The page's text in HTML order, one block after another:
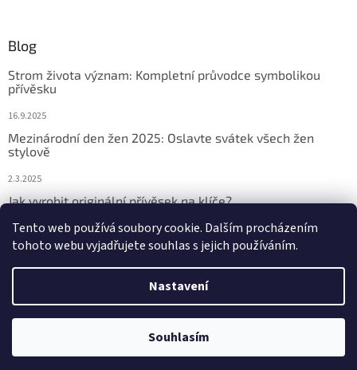
Tento web používá soubory cookie. Dalším procházením
tohoto webu vyjadřujete souhlas s jejich používáním.
Nastavení
Souhlasím
Blog
Strom života význam: Kompletní průvodce symbolikou
přívěsku
16.9.2025
Mezinárodní den žen 2025: Oslavte svátek všech žen
stylově
2.3.2025
Jak vyrobit originální přívěsek na klíče?
2.3.2025
Vytvořil Shoptet
Přívěsky na klíče. Všechna práva vyhrazena.